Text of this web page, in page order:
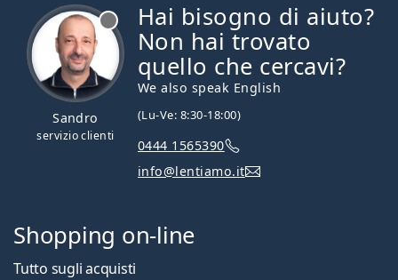
Sandro
servizio clienti
Hai bisogno di aiuto?
Non hai trovato
quello che cercavi?
We also speak English
(Lu-Ve: 8:30-18:00)
0444 1565390
info@lentiamo.it
Shopping on-line
Tutto sugli acquisti